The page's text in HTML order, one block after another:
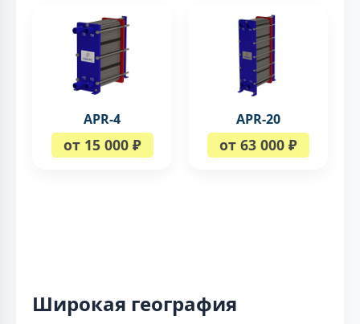
APR-4
от 15 000 ₽
APR-20
от 63 000 ₽
Широкая география